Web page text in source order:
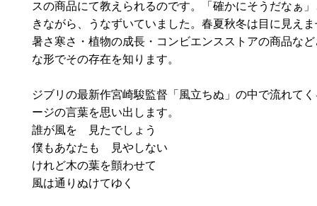
スの商品にて教えられるのです。「確かにそうだなぁ
きながら、うなずいていました。春夏秋冬は目に見え
暑さ寒さ・植物の成長・コンビエンスストアの商品な
な形でその存在を知ります。
ジブリの最新作宮崎駿監督「風立ちぬ」の中で流れて
ージの言葉を思い出します。
誰が風を 見たでしょう
僕もあなたも 見やしない
けれど木の葉を顫わせて
風は通りぬけてゆく